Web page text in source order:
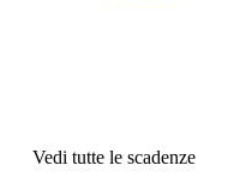
Vedi tutte le scadenze